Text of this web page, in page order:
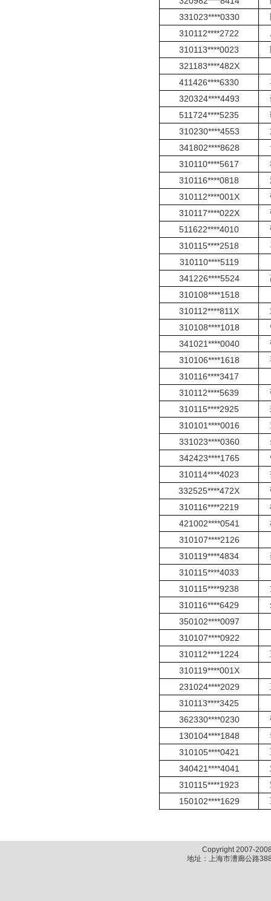
331023****0330
310112****2722
310113****0023
321183****482X
411426****6330
320324****4493
511724****5235
310230****4553
341802****8628
310110****5617
310116****0818
310112****001X
310117****022X
511622****4010
310115****2518
310110****5119
341226****5524
310108****1518
310112****811X
310108****1018
341021****0040
310106****1618
310116****3417
310112****5639
310115****2925
310101****0016
331023****0360
342423****1765
310114****4023
332525****472X
310116****2219
421002****0541
310107****2126
310119****4834
310115****4033
310115****9238
310116****6429
350102****0097
310107****0922
310112****1224
310119****001X
231024****2029
310113****3425
362330****0230
130104****1848
310105****0421
340421****4041
310115****1923
150102****1629
Copyright 2007-
地址：上海市漕廊公路